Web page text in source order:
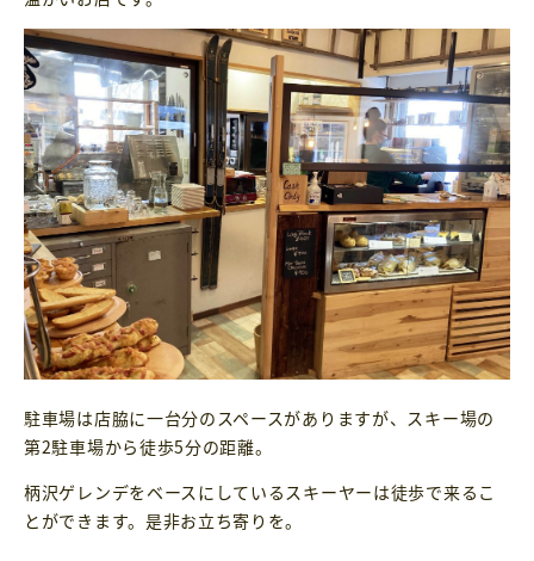
駐車場は店脇に一台分のスペースがありますが、スキー場の
第2駐車場から徒歩5分の距離。
柄沢ゲレンデをベースにしているスキーヤーは徒歩で来るこ
とができます。是非お立ち寄りを。